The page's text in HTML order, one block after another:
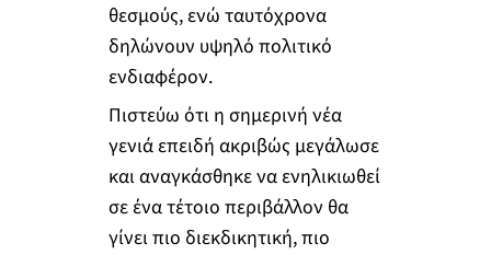
θεσμούς, ενώ ταυτόχρονα
δηλώνουν υψηλό πολιτικό
ενδιαφέρον.
Πιστεύω ότι η σημερινή νέα
γενιά επειδή ακριβώς μεγάλωσε
και αναγκάσθηκε να ενηλικιωθεί
σε ένα τέτοιο περιβάλλον θα
γίνει πιο διεκδικητική, πιο